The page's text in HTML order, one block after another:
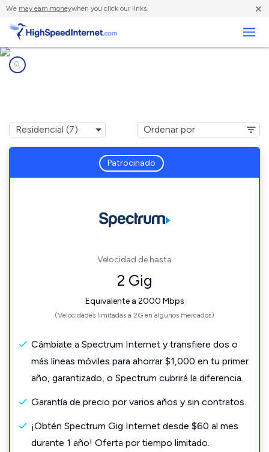
We may earn moneywhen you click our links. ×
Patrocinado
Velocidad de hasta
2 Gig
Equivalente a 2000 Mbps
(Velocidades limitadas a 2G en algunos mercados)
Cámbiate a Spectrum Internet y transfiere dos o
más líneas móviles para ahorrar $1,000 en tu primer
año, garantizado, o Spectrum cubrirá la diferencia.
Garantía de precio por varios años y sin contratos.
¡Obtén Spectrum Gig Internet desde $60 al mes
durante 1 año! Oferta por tiempo limitado.